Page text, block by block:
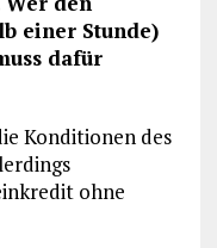
einer Stunde)
dafür
Konditionen des
ohne